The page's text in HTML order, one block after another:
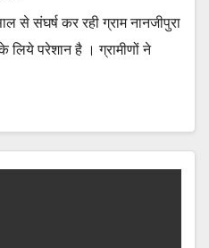
से संघर्ष कर रही ग्राम नानजीपुरा
लिये परेशान है । ग्रामीणों ने